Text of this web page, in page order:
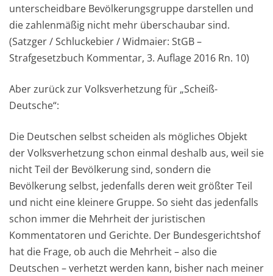
unterscheidbare Bevölkerungsgruppe darstellen und
die zahlenmäßig nicht mehr überschaubar sind.
(Satzger / Schluckebier / Widmaier: StGB –
Strafgesetzbuch Kommentar, 3. Auflage 2016 Rn. 10)
Aber zurück zur Volksverhetzung für „Scheiß-
Deutsche“:
Die Deutschen selbst scheiden als mögliches Objekt
der Volksverhetzung schon einmal deshalb aus, weil sie
nicht Teil der Bevölkerung sind, sondern die
Bevölkerung selbst, jedenfalls deren weit größter Teil
und nicht eine kleinere Gruppe. So sieht das jedenfalls
schon immer die Mehrheit der juristischen
Kommentatoren und Gerichte. Der Bundesgerichtshof
hat die Frage, ob auch die Mehrheit – also die
Deutschen – verhetzt werden kann, bisher nach meiner